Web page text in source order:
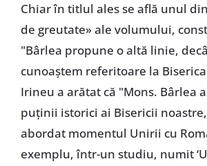
Chiar în titlul ales se află unul
de greutate» ale volumului,
"Bârlea propune o altă linie,
cunoaștem referitoare la
Irineu a arătat că "Mons. Bârlea
puținii istorici ai Bisericii
abordat momentul Unirii cu
exemplu, într-un studiu, numit